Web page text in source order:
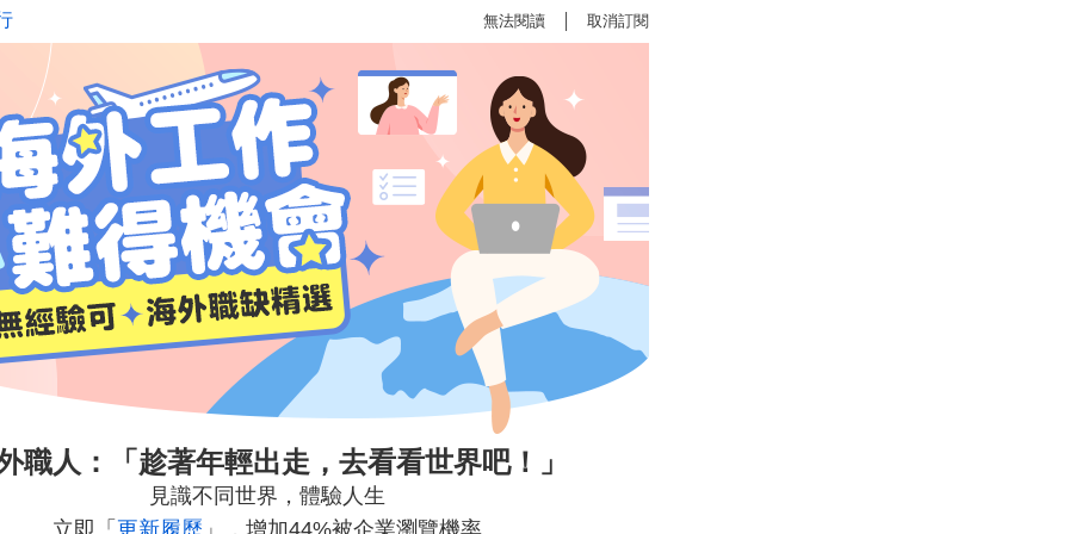
無法閱讀 取消訂閱
職人：「趁著年輕出走，去看看世界吧！」
見識不同世界，體驗人生
立即「 更新履歷 」，增加44%被企業瀏覽機率